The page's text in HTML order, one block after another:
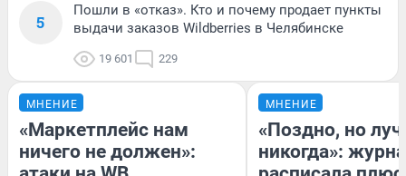
5
Пошли в «отказ». Кто и почему продает пункты
выдачи заказов Wildberries в Челябинске
19 601 229
МНЕНИЕ
«Маркетплейс нам
ничего не должен»:
МНЕНИЕ
«Поздно, но
никогда»: